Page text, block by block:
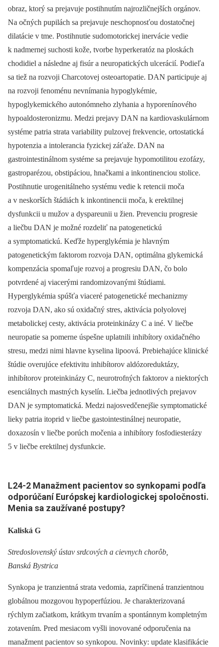
obraz, ktorý sa prejavuje postihnutím najrozličnejších orgánov.
Na očných pupilách sa prejavuje neschopnosťou dostatočnej
dilatácie v tme. Postihnutie sudomotorickej inervácie vedie
k nadmernej suchosti kože, tvorbe hyperkeratóz na ploskách
chodidiel a následne aj fisúr a neuropatických ulcerácií. Podieľa
sa tiež na rozvoji Charcotovej osteoartopatie. DAN participuje aj
na rozvoji fenoménu nevnímania hypoglykémie,
hypoglykemického autonómneho zlyhania a hyporenínového
hypoaldosteronizmu. Medzi prejavy DAN na kardiovaskulárnom
systéme patria strata variability pulzovej frekvencie, ortostatická
hypotenzia a intolerancia fyzickej záťaže. DAN na
gastrointestinálnom systéme sa prejavuje hypomotilitou ezofázy,
gastroparézou, obstipáciou, hnačkami a inkontinenciou stolice.
Postihnutie urogenitálneho systému vedie k retencii moča
a v neskorších štádiách k inkontinencii moča, k erektilnej
dysfunkcii u mužov a dyspareunii u žien. Prevenciu progresie
a liečbu DAN je možné rozdeliť na patogenetickú
a symptomatickú. Keďže hyperglykémia je hlavným
patogenetickým faktorom rozvoja DAN, optimálna glykemická
kompenzácia spomaľuje rozvoj a progresiu DAN, čo bolo
potvrdené aj viacerými randomizovanými štúdiami.
Hyperglykémia spúšťa viaceré patogenetické mechanizmy
rozvoja DAN, ako sú oxidačný stres, aktivácia polyolovej
metabolickej cesty, aktivácia proteinkinázy C a iné. V liečbe
neuropatie sa pomerne úspešne uplatnili inhibítory oxidačného
stresu, medzi nimi hlavne kyselina lipoová. Prebiehajúce klinické
štúdie overujúce efektivitu inhibítorov aldózoreduktázy,
inhibítorov proteinkinázy C, neurotrofných faktorov a niektorých
esenciálnych mastných kyselín. Liečba jednotlivých prejavov
DAN je symptomatická. Medzi najosvedčenejšie symptomatické
lieky patria itoprid v liečbe gastointestinálnej neuropatie,
doxazosín v liečbe porúch močenia a inhibítory fosfodiesterázy
5 v liečbe erektilnej dysfunkcie.
L24-2 Manažment pacientov so synkopami podľa
odporúčaní Európskej kardiologickej spoločnosti.
Menia sa zaužívané postupy?
Kaliská G
Stredoslovenský ústav srdcových a cievnych chorôb,
Banská Bystrica
Synkopa je tranzientná strata vedomia, zapríčinená tranzientnou
globálnou mozgovou hypoperfúziou. Je charakterizovaná
rýchlym začiatkom, krátkym trvaním a spontánnym kompletným
zotavením. Pred mesiacom vyšli inovované odporučenia na
manažment pacientov so synkopou. Novinky: update klasifikácie